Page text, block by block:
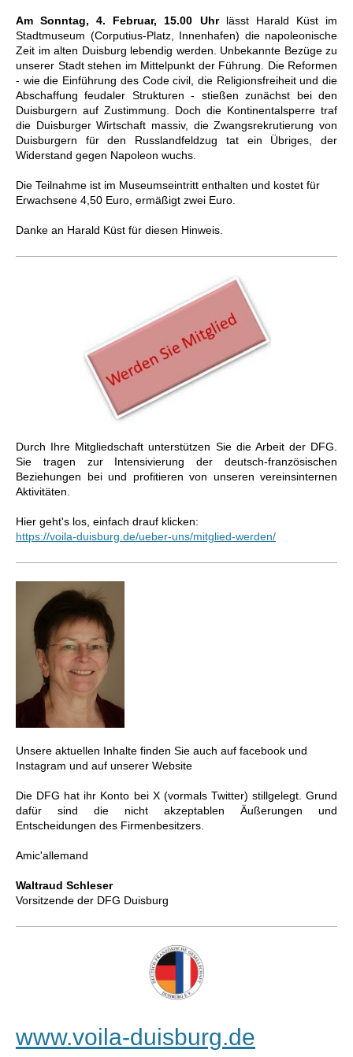
Am Sonntag, 4. Februar, 15.00 Uhr lässt Harald Küst im
Stadtmuseum (Corputius-Platz, Innenhafen) die napoleonische
Zeit im alten Duisburg lebendig werden. Unbekannte Bezüge zu
unserer Stadt stehen im Mittelpunkt der Führung. Die Reformen
- wie die Einführung des Code civil, die Religionsfreiheit und die
Abschaffung feudaler Strukturen - stießen zunächst bei den
Duisburgern auf Zustimmung. Doch die Kontinentalsperre traf
die Duisburger Wirtschaft massiv, die Zwangsrekrutierung von
Duisburgern für den Russlandfeldzug tat ein Übriges, der
Widerstand gegen Napoleon wuchs.
Die Teilnahme ist im Museumseintritt enthalten und kostet für
Erwachsene 4,50 Euro, ermäßigt zwei Euro.
Danke an Harald Küst für diesen Hinweis.
Durch Ihre Mitgliedschaft unterstützen Sie die Arbeit der DFG.
Sie tragen zur Intensivierung der deutsch-französischen
Beziehungen bei und profitieren von unseren vereinsinternen
Aktivitäten.
Hier geht's los, einfach drauf klicken:
https://voila-duisburg.de/ueber-uns/mitglied-werden/
Unsere aktuellen Inhalte finden Sie auch auf facebook und
Instagram und auf unserer Website
Die DFG hat ihr Konto bei X (vormals Twitter) stillgelegt. Grund
dafür sind die nicht akzeptablen Äußerungen und
Entscheidungen des Firmenbesitzers.
Amic'allemand
Waltraud Schleser
Vorsitzende der DFG Duisburg
www.voila-duisburg.de